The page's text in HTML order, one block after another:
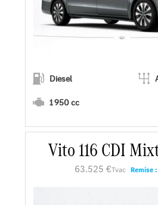
Diesel
1 950 cc
En savoir plus
Vito 116 CDI
63.525 €Tvac Remise :